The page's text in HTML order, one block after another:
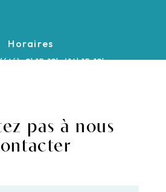
Horaires
: 9h15-12h / 14h15-19h
pas à nous